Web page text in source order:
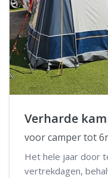
Verharde
voor camper tot
Het hele jaar door
vertrekdagen,